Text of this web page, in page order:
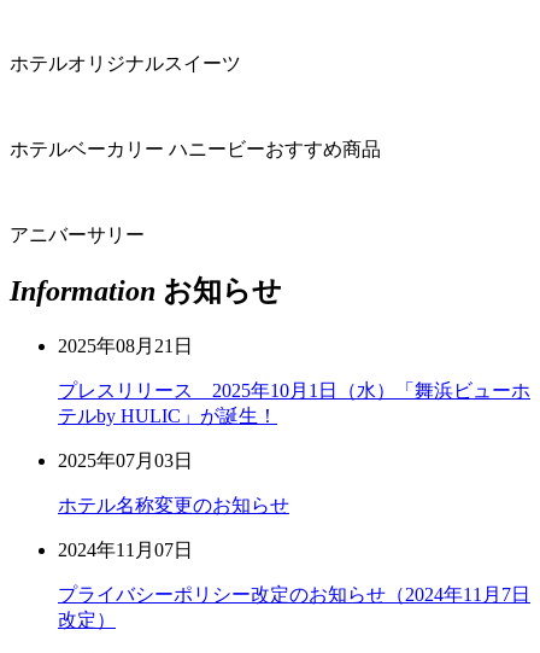
ホテルオリジナルスイーツ
ホテルベーカリー ハニービーおすすめ商品
アニバーサリー
Information お知らせ
2025年08月21日
プレスリリース 2025年10月1日（水）「舞浜ビューホ
テルby HULIC」が誕生！
2025年07月03日
ホテル名称変更のお知らせ
2024年11月07日
プライバシーポリシー改定のお知らせ（2024年11月7日
改定）